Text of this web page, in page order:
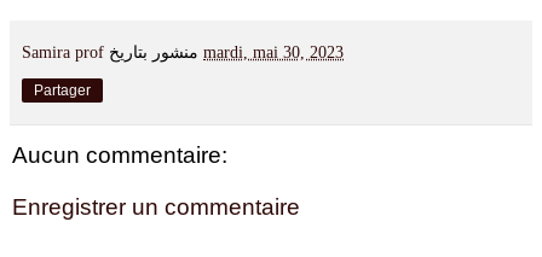
Samira prof mardi, mai 30, 2023
Partager
Aucun commentaire:
Enregistrer un commentaire